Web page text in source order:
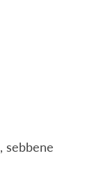
, sebbene